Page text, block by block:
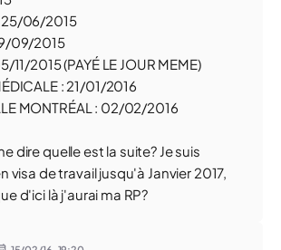
25/06/2015
09/2015
11/2015 (PAYÉ LE JOUR MEME)
: 21/01/2016
MONTRÉAL : 02/02/2016
dire quelle est la suite? Je suis
visa de travail jusqu'à Janvier 2017,
d'ici là j'aurai ma RP?